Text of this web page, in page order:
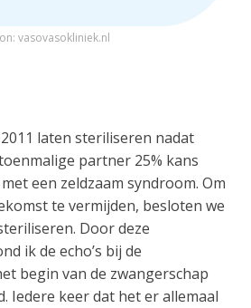
vasovasokliniek.nl
laten steriliseren nadat
partner 25% kans
een zeldzaam syndroom. Om
te vermijden, besloten we
Door deze
ik de echo’s bij de
begin van de zwangerschap
Iedere keer dat het er allemaal